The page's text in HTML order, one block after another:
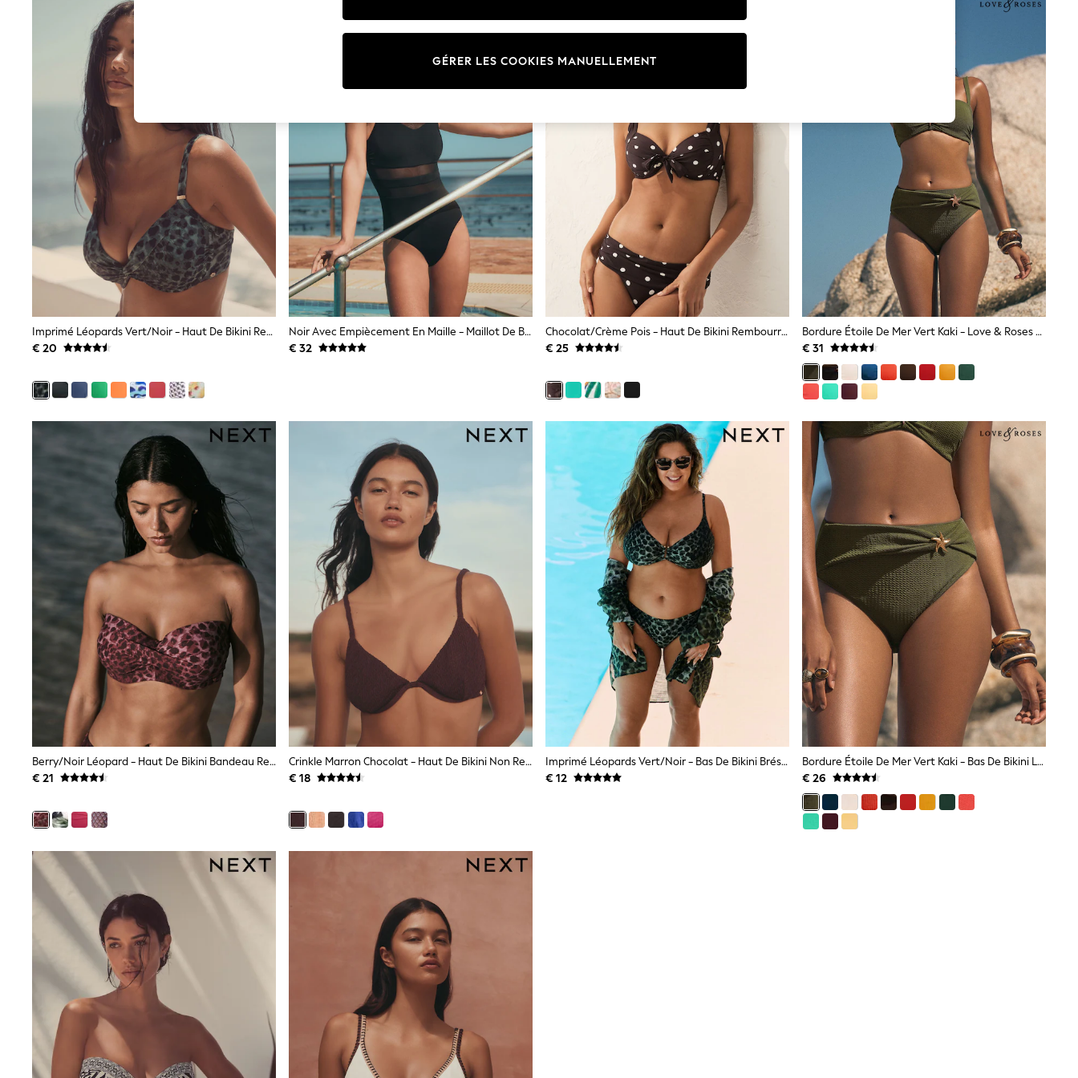
Sunglasses
Men's Holiday Shop
All Swimwear
Accessories
Bags & Luggage
Footwear
Hats
Linen Collection
Loafers
Polo Shirts
Sandals & Flipflops
Shirts
Shorts
Sunglasses
T-Shirts
Vests
Boys Holiday Shop
All Swimwear
Ponchos & Toweling sets
Sun Hats & Caps
Polo Shirts
Rash Vests
Sandals & Sliders
Shorts
Sunglasses
Tops & T-Shirts
Girls Holiday Shop
All Swimwear
Beach Dresses & Kaftans
Sun Hats & Caps
Jumpsuits & Playsuits
Rash Vests
Sandals & Sliders
Shorts
Skirts
Sunglasses
Sunsafe Swimwear
Tops & T-Shirts
Baby Holiday Shop
Baby Travel Accessories
All Accessories
Beach Bags
Beach Towels
Birkenstock
Crocs
Havaianas
Pour Moi
Skechers
GIRLS
New in from Next
New In
Trending: Top & Short Sets
Trending: Clogs
Toy Story
THE SET
50 - 92cm
98 - 110cm
116 - 134cm
140 - 174cm
All Clothing
T-Shirts
Dresses
Shorts & Skirts
Coats & Jackets
Imprimé Léopards Vert/Noir - Haut De Bikini Rembourré À Armatures Gainant
€ 20
Noir Avec Empiècement En Maille - Maillot De Bain Gainant Tummy À Col Montant
€ 32
Chocolat/Crème Pois - Haut De Bikini Rembourré À Armatures Avec Nœud Sur Le Devant
€ 25
Bordure Étoile De Mer Vert Kaki - Love & Roses Haut De Bikini À Bonnets Moulés
€ 31
Berry/noir Léopard - Haut De Bikini Bandeau Rembourré Torsadé
€ 21
Crinkle Marron Chocolat - Haut De Bikini Non Rembourré À Armatures
€ 18
Imprimé Léopards Vert/Noir - Bas De Bikini Brésilien Haut
€ 12
Bordure Étoile De Mer Vert Kaki - Bas De Bikini Love & Roses Taille Haute Avec Contrôle Du Ventre
€ 26
GÉRER LES COOKIES MANUELLEMENT